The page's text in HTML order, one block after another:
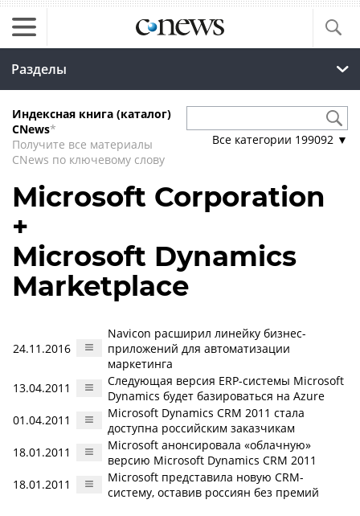
Разделы
Индексная книга (каталог)
CNews*
Получите все материалы
CNews по ключевому слову
Все категории 199092 ▼
Microsoft Corporation
+
Microsoft Dynamics
Marketplace
24.11.2016
Navicon расширил линейку бизнес-
приложений для автоматизации
маркетинга
13.04.2011
Следующая версия ERP-системы Microsoft
Dynamics будет базироваться на Azure
01.04.2011
Microsoft Dynamics CRM 2011 стала
доступна российским заказчикам
18.01.2011
Microsoft анонсировала «облачную»
версию Microsoft Dynamics CRM 2011
18.01.2011
Microsoft представила новую CRM-
систему, оставив россиян без премий